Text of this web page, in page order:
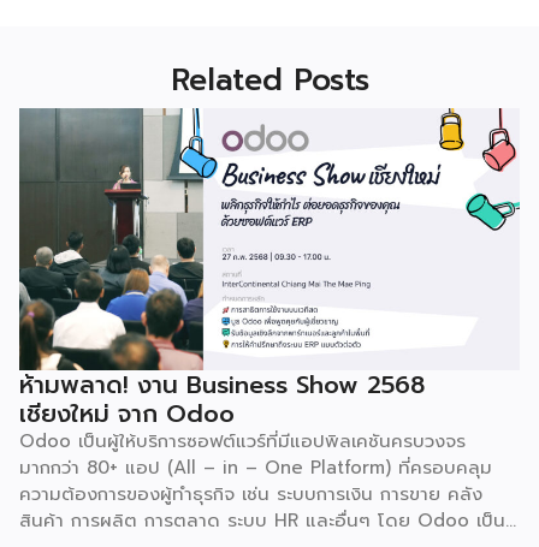
Related Posts
ห้ามพลาด! งาน Business Show 2568
เชียงใหม่ จาก Odoo
Odoo เป็นผู้ให้บริการซอฟต์แวร์ที่มีแอปพิลเคชันครบวงจร
มากกว่า 80+ แอป (All – in – One Platform) ที่ครอบคลุม
ความต้องการของผู้ทำธุรกิจ เช่น ระบบการเงิน การขาย คลัง
สินค้า การผลิต การตลาด ระบบ HR และอื่นๆ โดย Odoo เป็นผู้